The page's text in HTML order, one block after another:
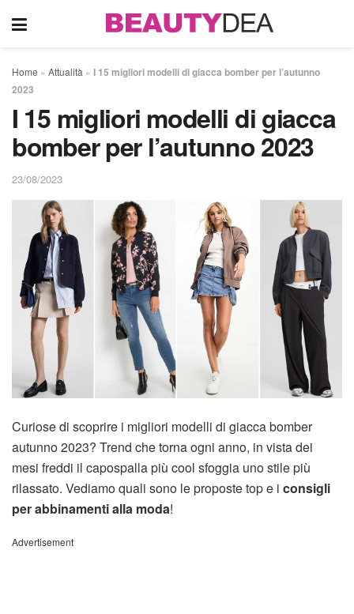
Home » Attualità » I 15 migliori modelli di giacca bomber per l’autunno
2023
I 15 migliori modelli di giacca
bomber per l’autunno 2023
23/08/2023
Curiose di scoprire i migliori modelli di giacca bomber
autunno 2023? Trend che torna ogni anno, in vista dei
mesi freddi il capospalla più cool sfoggia uno stile più
rilassato. Vediamo quali sono le proposte top e i consigli
per abbinamentialla moda!
Advertisement